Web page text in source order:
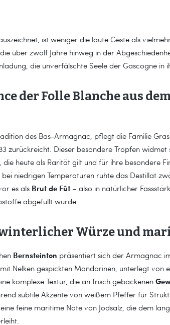
ist weniger die laute Geste als
über zwölf Jahre hinweg in der
die unverfälschte Seele der Gascogne in
der Folle Blanche aus
des Bas-Armagnac, pflegt die Familie
zurückreicht. Dieser besondere Tropfen
, die heute als Rarität gilt und für ihre besondere
niedrigen Temperaturen ruhte das Destillat
es als Brut de Fût– also in natürlicher
abgefüllt wurde.
winterlicher Würze und
Bernsteinton präsentiert sich der Armagnac
Nelken gespickten Mandarinen, unterlegt von
komplexe Textur, die an frisch gebackenen
subtile Akzente von weißem Pfeffer für
feine maritime Note von Jodsalz, die dem